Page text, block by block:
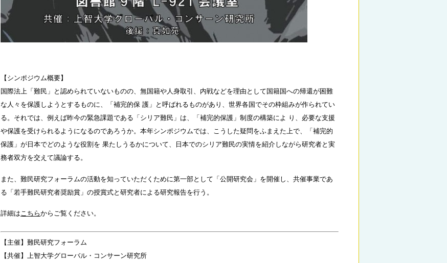
【シンポジウム概要】
国際法上「難民」と認められていないものの、無国籍や人身取引、内戦などを理由として国籍国への帰還が困難
な人々を保護しようとするものに、「補完的保 護」と呼ばれるものがあり、世界各国でその枠組みが作られてい
る。それでは、例えば昨今の緊急課題である「シリア難民」は、「補完的保護」制度の構築によ り、必要な支援
や保護を受けられるようになるのであろうか。本年シンポジウムでは、こうした疑問をふまえた上で、「補完的
保護」が日本でどのような役割を 果たしうるかについて、日本でのシリア難民の実情を紹介しながら研究者と実
務者双方を交えて議論する。
また、難民研究フォーラムの活動を知っていただくために第一部として「公開研究会」を開催し、共催事業であ
る「若手難民研究者奨励賞」の授賞式と研究者による研究報告を行う。
詳細はこちらからご覧ください。
【主催】難民研究フォーラム
【共催】上智大学グローバル・コンサーン研究所